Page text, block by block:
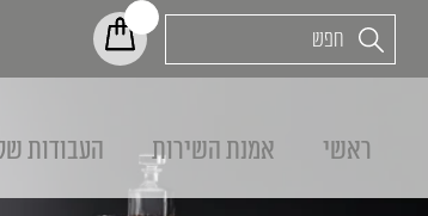
ראשי אמנת השירות העבודות